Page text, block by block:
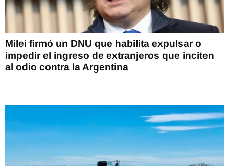
Milei firmó un DNU que habilita expulsar o
impedir el ingreso de extranjeros que inciten
al odio contra la Argentina